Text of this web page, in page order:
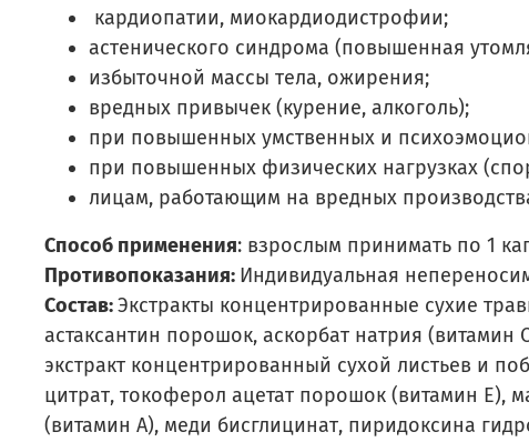
кардиопатии, миокардиодистрофии;
астенического синдрома (повышенная
избыточной массы тела, ожирения;
вредных привычек (курение, алкоголь);
при повышенных умственных и
при повышенных физических нагрузках
лицам, работающим на вредных
Способ применения: взрослым принимать по 1
Противопоказания: Индивидуальная
Состав:Экстракты концентрированные сухие
астаксантин порошок, аскорбат натрия (витамин
экстракт концентрированный сухой листьев и
цитрат, токоферол ацетат порошок (витамин Е),
(витамин А), меди бисглицинат, пиридоксина